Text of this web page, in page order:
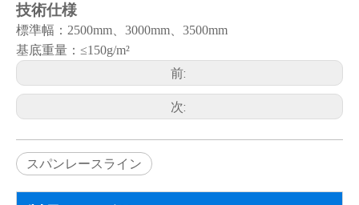
技術仕様
標準幅：2500mm、3000mm、3500mm
基底重量：≤150g/m²
前:
次:
スパンレースライン